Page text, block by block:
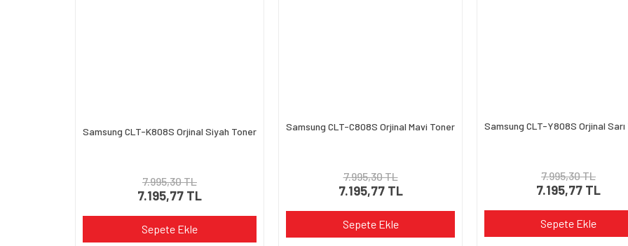
Samsung CLT-K808S Orjinal Siyah Toner
7.995,30 TL
7.195,77 TL
Sepete Ekle
Samsung CLT-C808S Orjinal Mavi Toner
7.995,30 TL
7.195,77 TL
Sepete Ekle
Samsung CLT-Y808S Orjinal
7.995,30 TL
7.195,77 TL
Sepete Ekle